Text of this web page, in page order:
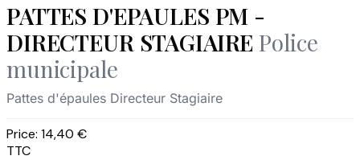
PATTES D'EPAULES PM -
DIRECTEUR STAGIAIRE Police
municipale
Pattes d'épaules Directeur Stagiaire
Price: 14,40 €
TTC